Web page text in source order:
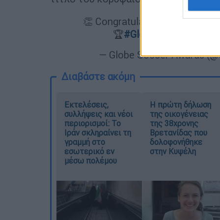
👏 Congratulations to all
🏆⁠#GlobeSoccer
— Globe Soccer Awards
Διαβάστε ακόμη
Εκτελέσεις,
συλλήψεις και νέοι
περιορισμοί: Το
Ιράν σκληραίνει τη
γραμμή στο
εσωτερικό εν
μέσω πολέμου
Η πρώτη δήλωση
της οικογένειας
της 38χρονης
Βρετανίδας που
δολοφονήθηκε
στην Κυψέλη